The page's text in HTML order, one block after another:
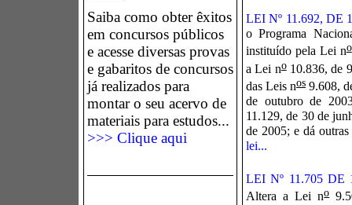
Saiba como obter êxitos
em concursos públicos
e acesse diversas provas
e gabaritos de concursos
já realizados para
montar o seu acervo de
materiais para estudos...
>>> Clique aqui
LEI Nº 11.692, DE
o Programa
instituído pela Lei no
a Lei no10.836, de
das Leis nos 9.608,
de outubro de
11.129, de 30 de
de 2005; e dá
lei...
LEI Nº 11.705 DE
Altera a Lei no